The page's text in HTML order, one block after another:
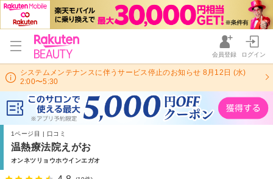
会員登録 ログイン
システムメンテナンスに伴うサービス停止のお知らせ 8月12日 (水)
2:00〜5:30
1ページ目 | 口コミ
温熱療法院えがお
オンネツリョウホウインエガオ